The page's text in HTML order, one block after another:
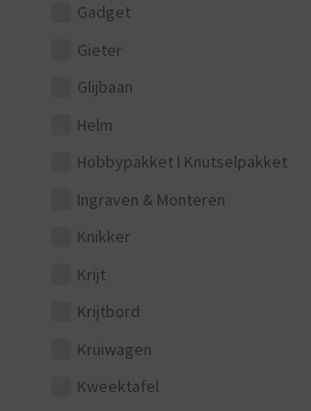
Gadget
Gieter
Glijbaan
Helm
Hobbypakket l Knutselpakket
Ingraven & Monteren
Knikker
Krijt
Krijtbord
Kruiwagen
Kweektafel